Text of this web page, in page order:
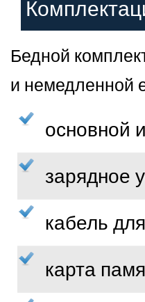
Бедной
и немедленной
основной
зарядное
кабель
карта